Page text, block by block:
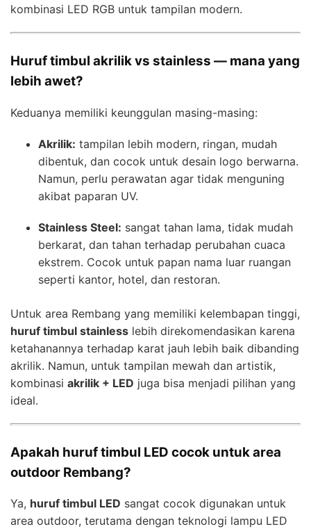
kombinasi LED RGB untuk tampilan modern.
Huruf timbul akrilik vs stainless — mana yang
lebih awet?
Keduanya memiliki keunggulan masing-masing:
Akrilik: tampilan lebih modern, ringan, mudah
dibentuk, dan cocok untuk desain logo berwarna.
Namun, perlu perawatan agar tidak menguning
akibat paparan UV.
Stainless Steel: sangat tahan lama, tidak mudah
berkarat, dan tahan terhadap perubahan cuaca
ekstrem. Cocok untuk papan nama luar ruangan
seperti kantor, hotel, dan restoran.
Untuk area Rembang yang memiliki kelembapan tinggi,
huruf timbul stainless lebih direkomendasikan karena
ketahanannya terhadap karat jauh lebih baik dibanding
akrilik. Namun, untuk tampilan mewah dan artistik,
kombinasi akrilik + LED juga bisa menjadi pilihan yang
ideal.
Apakah huruf timbul LED cocok untuk area
outdoor Rembang?
Ya, huruf timbul LED sangat cocok digunakan untuk
area outdoor, terutama dengan teknologi lampu LED